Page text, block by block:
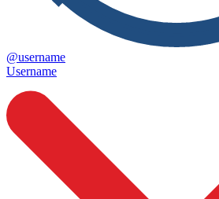
@username
Username